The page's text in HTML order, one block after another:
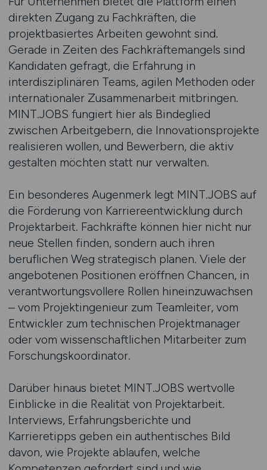
direkten Zugang zu Fachkräften, die
projektbasiertes Arbeiten gewohnt sind.
Gerade in Zeiten des Fachkräftemangels sind
Kandidaten gefragt, die Erfahrung in
interdisziplinären Teams, agilen Methoden oder
internationaler Zusammenarbeit mitbringen.
MINT.JOBS fungiert hier als Bindeglied
zwischen Arbeitgebern, die Innovationsprojekte
realisieren wollen, und Bewerbern, die aktiv
gestalten möchten statt nur verwalten.
Ein besonderes Augenmerk legt MINT.JOBS auf
die Förderung von Karriereentwicklung durch
Projektarbeit. Fachkräfte können hier nicht nur
neue Stellen finden, sondern auch ihren
beruflichen Weg strategisch planen. Viele der
angebotenen Positionen eröffnen Chancen, in
verantwortungsvollere Rollen hineinzuwachsen
– vom Projektingenieur zum Teamleiter, vom
Entwickler zum technischen Projektmanager
oder vom wissenschaftlichen Mitarbeiter zum
Forschungskoordinator.
Darüber hinaus bietet MINT.JOBS wertvolle
Einblicke in die Realität von Projektarbeit.
Interviews, Erfahrungsberichte und
Karrieretipps geben ein authentisches Bild
davon, wie Projekte ablaufen, welche